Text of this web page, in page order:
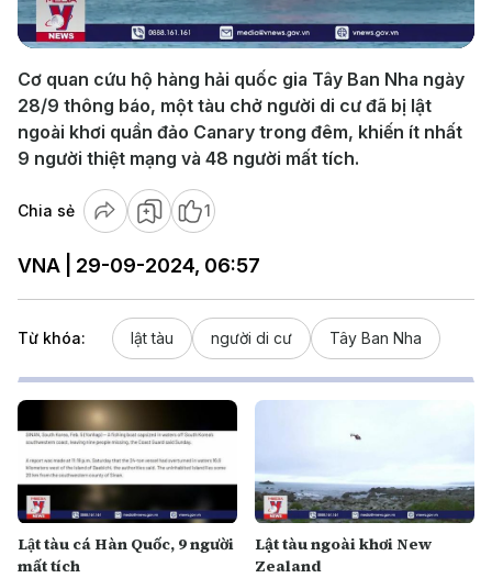
Video
Cơ quan cứu hộ hàng hải quốc gia Tây Ban Nha ngày
28/9 thông báo, một tàu chở người di cư đã bị lật
ngoài khơi quần đảo Canary trong đêm, khiến ít nhất
9 người thiệt mạng và 48 người mất tích.
Chia sẻ 1
VNA | 29-09-2024, 06:57
Từ khóa: lật tàu người di cư Tây Ban Nha
Lật tàu cá Hàn Quốc, 9 người
mất tích
Lật tàu ngoài khơi New
Zealand